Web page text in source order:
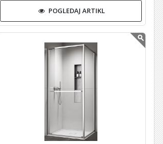
POGLEDAJ ARTIKL